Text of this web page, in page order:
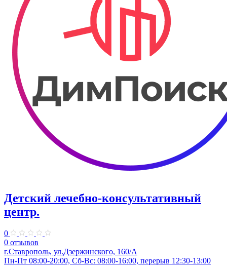
Детский лечебно-консультативный
центр.
0
0 отзывов
г.Ставрополь, ул.Дзержинского, 160/А
Пн-Пт 08:00-20:00, Сб-Вс: 08:00-16:00, перерыв 12:30-13:00